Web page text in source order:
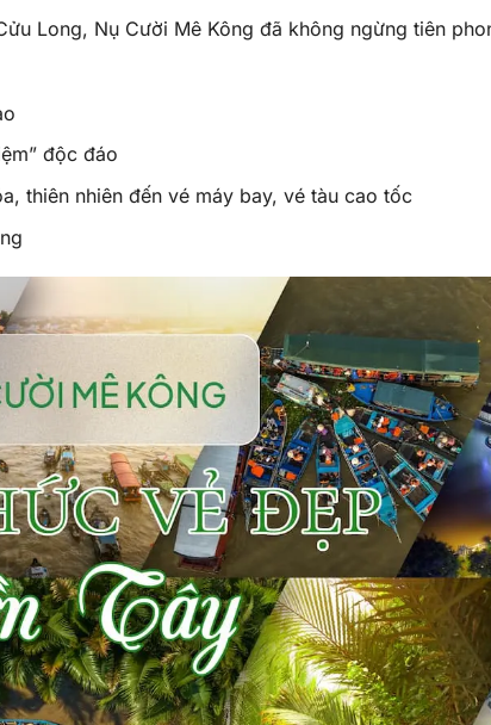
Long, Nụ Cười Mê Kông đã không ngừng tiên
độc đáo
thiên nhiên đến vé máy bay, vé tàu cao tốc